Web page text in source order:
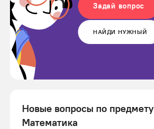
Задай вопрос
НАЙДИ НУЖНЫЙ
Новые вопросы по предмету
Математика